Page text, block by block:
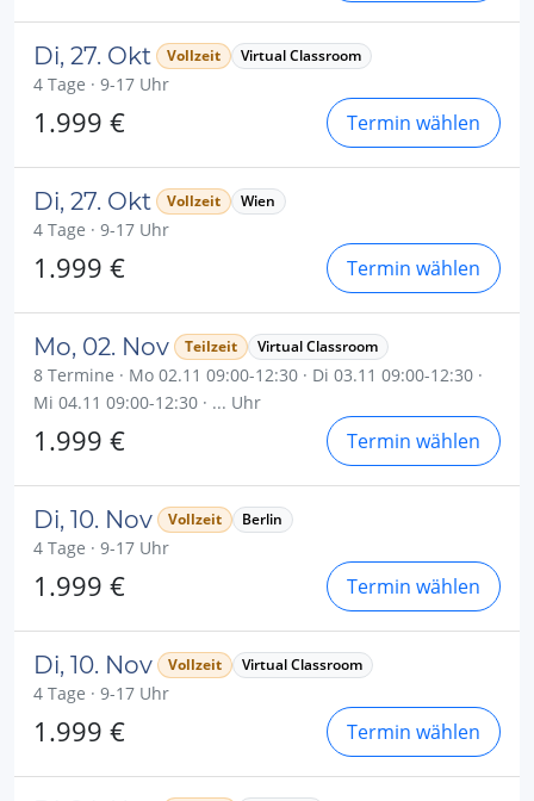
Di, 27. Okt Vollzeit Virtual Classroom
4 Tage · 9-17 Uhr
1.999 € Termin wählen
Di, 27. Okt Vollzeit Wien
4 Tage · 9-17 Uhr
1.999 € Termin wählen
Mo, 02. Nov Teilzeit Virtual Classroom
8 Termine · Mo 02.11 09:00-12:30 · Di 03.11 09:00-12:30 ·
Mi 04.11 09:00-12:30 · ... Uhr
1.999 € Termin wählen
Di, 10. Nov Vollzeit Berlin
4 Tage · 9-17 Uhr
1.999 € Termin wählen
Di, 10. Nov Vollzeit Virtual Classroom
4 Tage · 9-17 Uhr
1.999 € Termin wählen